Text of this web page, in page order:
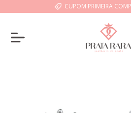
CUPOM PRIMEIRA